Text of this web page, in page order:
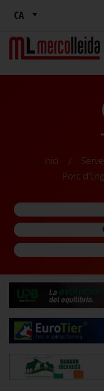
Inici
Porc